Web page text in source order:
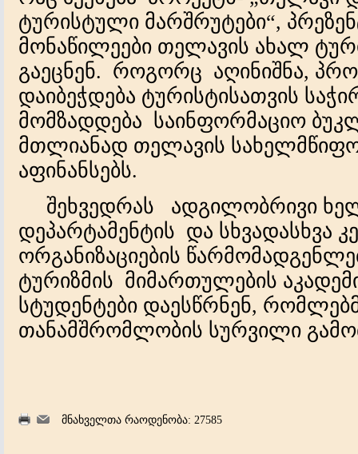
ტურისტული მარშრუტები“,
მონაწილეები თელავის ახალ
გაეცნენ. როგორც აღინიშნა,
დაიბეჭდება ტურისტისათვის
მომზადდება საინფორმაციო
მთლიანად თელავის სახელმწიფო
აფინანსებს.
შეხვედრას ადგილობრივი
დეპარტამენტის და სხვადასხვა
ორგანიზაციების
ტურიზმის მიმართულების
სტუდენტები დაესწრნენ,
თანამშრომლობის სურვილი
მნახველთა რაოდენობა: 27585